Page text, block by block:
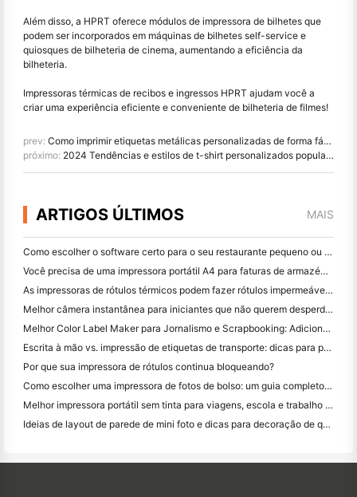
Além disso, a HPRT oferece módulos de impressora de bilhetes que
podem ser incorporados em máquinas de bilhetes self-service e
quiosques de bilheteria de cinema, aumentando a eficiência da
bilheteria.
Impressoras térmicas de recibos e ingressos HPRT ajudam você a
criar uma experiência eficiente e conveniente de bilheteria de filmes!
prev: Como imprimir etiquetas metálicas personalizadas de forma fácil e acessível
próximo: 2024 Tendências e estilos de t-shirt personalizados populares usando a tecnologia DTG
ARTIGOS ÚLTIMOS MAIS
Como escolher o software certo para o seu restaurante pequeno ou médio
Você precisa de uma impressora portátil A4 para faturas de armazém? O que realmente funciona
As impressoras de rótulos térmicos podem fazer rótulos impermeáveis ​​para produtos de pequenas empresas?
Melhor câmera instantânea para iniciantes que não querem desperdiçar papel
Melhor Color Label Maker para Jornalismo e Scrapbooking: Adicione Mais Cor a Cada Página
Escrita à mão vs. impressão de etiquetas de transporte: dicas para pequenas empresas em 2026
Por que sua impressora de rótulos continua bloqueando?
Como escolher uma impressora de fotos de bolso: um guia completo para usuários de jornal, viagens e iPhone
Melhor impressora portátil sem tinta para viagens, escola e trabalho móvel: Hanin MT620 Pro Review
Ideias de layout de parede de mini foto e dicas para decoração de quarto e dormitório